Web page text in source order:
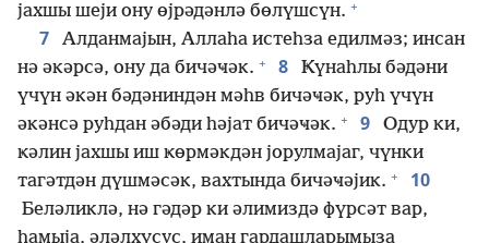
јахшы шеји ону өјрәдәнлә бөлүшсүн. +
7
Алданмајын, Аллаһа истеһза едилмәз; инсан
нә әкәрсә, ону да бичәҹәк. + 8
Ҝүнаһлы бәдәни
үчүн әкән бәдәниндән мәһв бичәҹәк, руһ үчүн
әкәнсә руһдан әбәди һәјат бичәҹәк. + 9
Одур ки,
ҝәлин јахшы иш ҝөрмәкдән јорулмајаг, чүнки
тагәтдән дүшмәсәк, вахтында бичәҹәјик. + 10
Беләликлә, нә гәдәр ки әлимиздә фүрсәт вар,
һамыја, әләлхүсус, иман гардашларымыза